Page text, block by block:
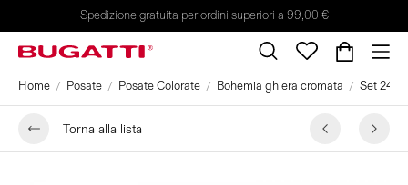
Spedizione gratuita per ordini superiori a 99,00 €
Home Posate Posate Colorate Bohemia ghiera cromata Set 24
Torna alla lista